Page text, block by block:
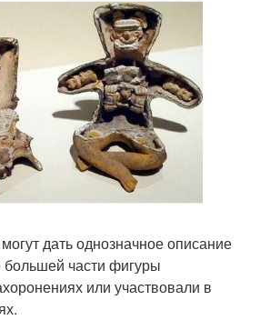
дать однозначное описание
части фигуры
или участвовали в